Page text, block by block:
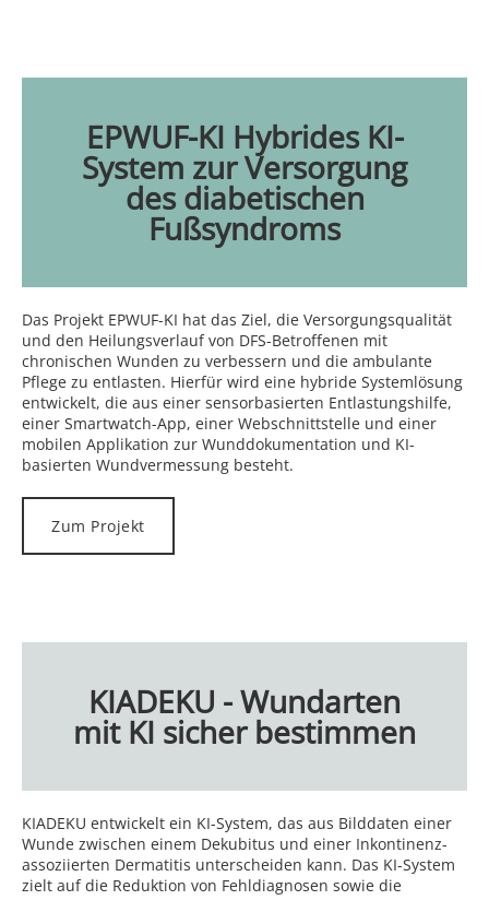
EPWUF-KI Hybrides KI-
System zur Versorgung
des diabetischen
Fußsyndroms
Das Projekt EPWUF-KI hat das Ziel, die Versorgungsqualität
und den Heilungsverlauf von DFS-Betroffenen mit
chronischen Wunden zu verbessern und die ambulante
Pflege zu entlasten. Hierfür wird eine hybride Systemlösung
entwickelt, die aus einer sensorbasierten Entlastungshilfe,
einer Smartwatch-App, einer Webschnittstelle und einer
mobilen Applikation zur Wunddokumentation und KI-
basierten Wundvermessung besteht.
Zum Projekt
KIADEKU - Wundarten
mit KI sicher bestimmen
KIADEKU entwickelt ein KI-System, das aus Bilddaten einer
Wunde zwischen einem Dekubitus und einer Inkontinenz-
assoziierten Dermatitis unterscheiden kann. Das KI-System
zielt auf die Reduktion von Fehldiagnosen sowie die